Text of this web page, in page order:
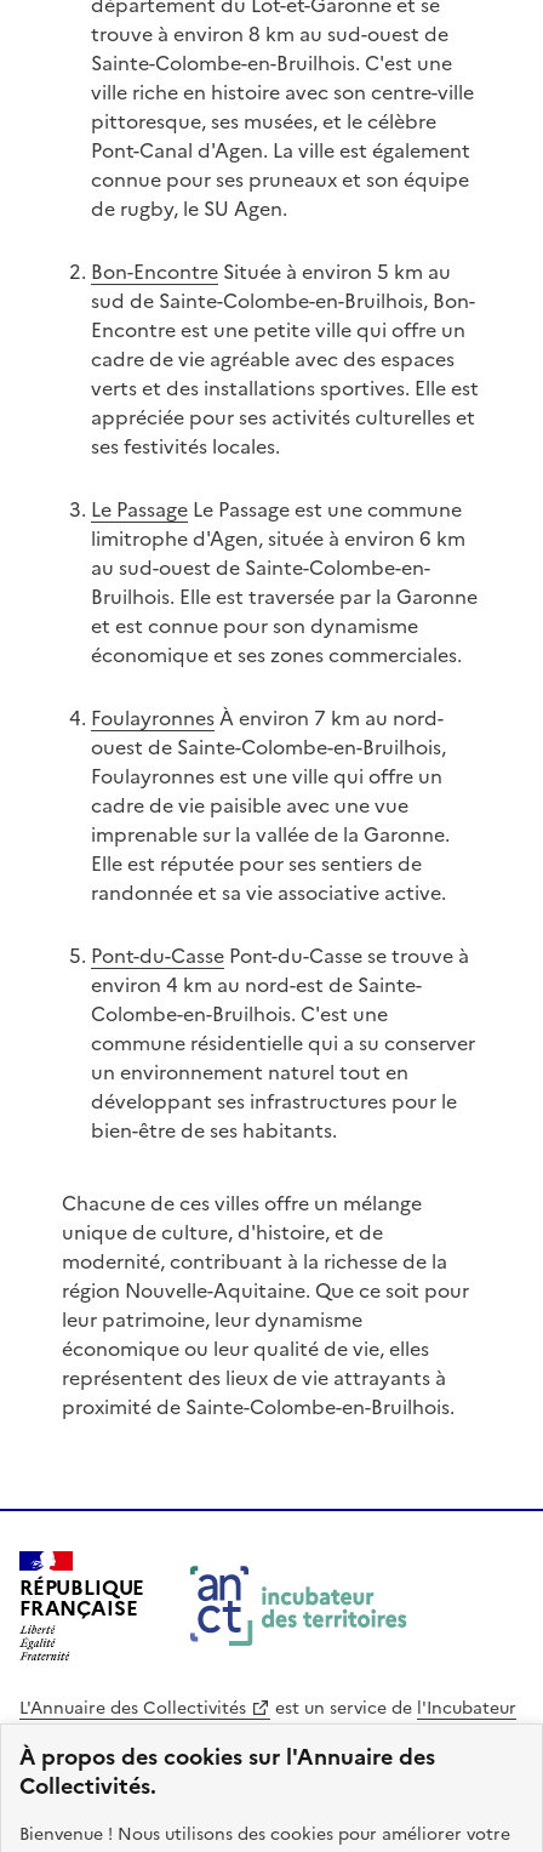
À propos des cookies sur l'Annuaire des
Collectivités.
Bienvenue ! Nous utilisons des cookies pour améliorer votre
trouve à environ 8 km au sud-ouest de
Sainte-Colombe-en-Bruilhois. C'est une
ville riche en histoire avec son centre-ville
pittoresque, ses musées, et le célèbre
Pont-Canal d'Agen. La ville est également
connue pour ses pruneaux et son équipe
de rugby, le SU Agen.
Bon-EncontreSituée à environ 5 km au
sud de Sainte-Colombe-en-Bruilhois, Bon-
Encontre est une petite ville qui offre un
cadre de vie agréable avec des espaces
verts et des installations sportives. Elle est
appréciée pour ses activités culturelles et
ses festivités locales.
Le PassageLe Passage est une commune
limitrophe d'Agen, située à environ 6 km
au sud-ouest de Sainte-Colombe-en-
Bruilhois. Elle est traversée par la Garonne
et est connue pour son dynamisme
économique et ses zones commerciales.
FoulayronnesÀ environ 7 km au nord-
ouest de Sainte-Colombe-en-Bruilhois,
Foulayronnes est une ville qui offre un
cadre de vie paisible avec une vue
imprenable sur la vallée de la Garonne.
Elle est réputée pour ses sentiers de
randonnée et sa vie associative active.
Pont-du-CassePont-du-Casse se trouve à
environ 4 km au nord-est de Sainte-
Colombe-en-Bruilhois. C'est une
commune résidentielle qui a su conserver
un environnement naturel tout en
développant ses infrastructures pour le
bien-être de ses habitants.
Chacune de ces villes offre un mélange
unique de culture, d'histoire, et de
modernité, contribuant à la richesse de la
région Nouvelle-Aquitaine. Que ce soit pour
leur patrimoine, leur dynamisme
économique ou leur qualité de vie, elles
représentent des lieux de vie attrayants à
proximité de Sainte-Colombe-en-Bruilhois.
RÉPUBLIQUE
FRANÇAISE
L'Annuaire des Collectivités est un service de l'Incubateur
des Territoires
Cohésion des Territoires
. Le code source de ce site web
est disponible en licence libre. Le design de ce site est conçu
avec le système de design de l’État.